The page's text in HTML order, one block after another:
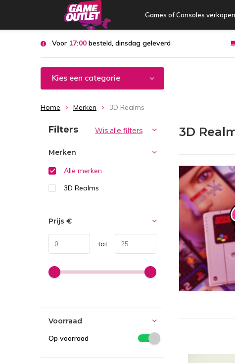
Games of Consoles
Voor 17:00 besteld, dinsdag geleverd
Kies een categorie
Home Merken 3D Realms
3D
Sorteren op:
Filters Wis alle filters
Merken
Alle merken
3D Realms
Prijs €
tot
Voorraad
Op voorraad